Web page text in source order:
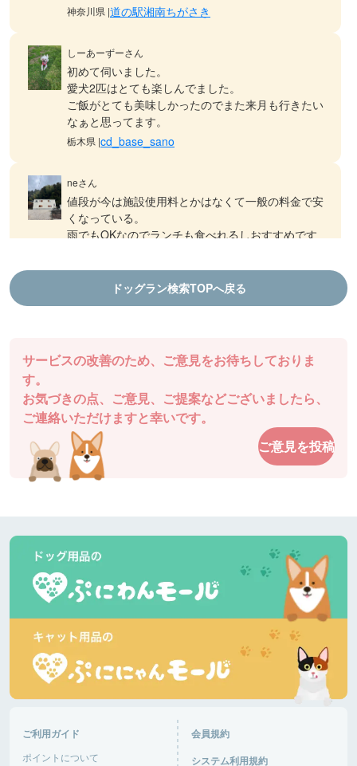
神奈川県 |道の駅湘南ちがさき
しーあーずーさん
初めて伺いました。
愛犬2匹はとても楽しんでました。
ご飯がとても美味しかったのでまた来月も行きたい
なぁと思ってます。
栃木県 |cd_base_sano
neさん
値段が今は施設使用料とかはなくて一般の料金で安
くなっている。
雨でもOKなのでランチも食べれるしおすすめです
徳島県 |ドッグランDOGFIELD
チャッピーさん
駐車場も近くてとても使いやすいです。
香川県 |ドッグガーデン・イオンモール高松
す。きっと混みます。ピーク外したいですね。
神奈川県 |
あるパパさん
日差しが陰ると肌寒いです。柴犬多いです。ランチ
して帰ります。🐶がはしゃいで嬉しいです。
富士芦ノ湖パノラマパーク
おと音々さん
今日は日中からにぎわっていて、犬達は楽しくお友
達作り、追いかけっこ楽しんでいました。さすがG
Wで混み混み！車の出入りが大変そうだった！
ドッグラン検索TOPへ戻る
サービスの改善のため、ご意見をお待ちしておりま
す。
お気づきの点、ご意見、ご提案などございましたら、
ご連絡いただけますと幸いです。
ご意見を投稿
ご利用ガイド
ポイントについて
会員規約
システム利用規約